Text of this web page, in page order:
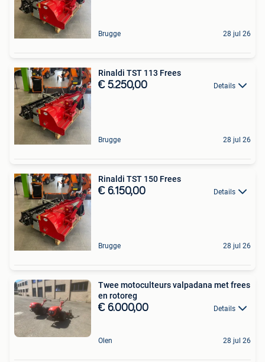
Brugge 28 jul 26
Rinaldi TST 113 Frees
€ 5.250,00 Details
Brugge 28 jul 26
Rinaldi TST 150 Frees
€ 6.150,00 Details
Brugge 28 jul 26
Twee motoculteurs valpadana met frees
en rotoreg
€ 6.000,00 Details
Olen 28 jul 26